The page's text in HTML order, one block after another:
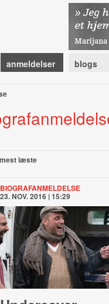
anmeldelser blogs
mest læste
BIOGRAFANMELDELSE
23. NOV. 2016 | 15:29